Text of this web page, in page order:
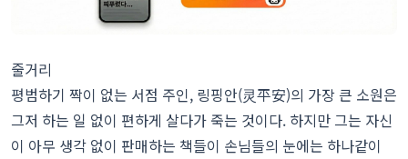
줄거리
평범하기 짝이 없는 서점 주인, 링핑안(灵平安)의 가장 큰 소원은
그저 하는 일 없이 편하게 살다가 죽는 것이다. 하지만 그는 자신
이 아무 생각 없이 판매하는 책들이 손님들의 눈에는 하나같이